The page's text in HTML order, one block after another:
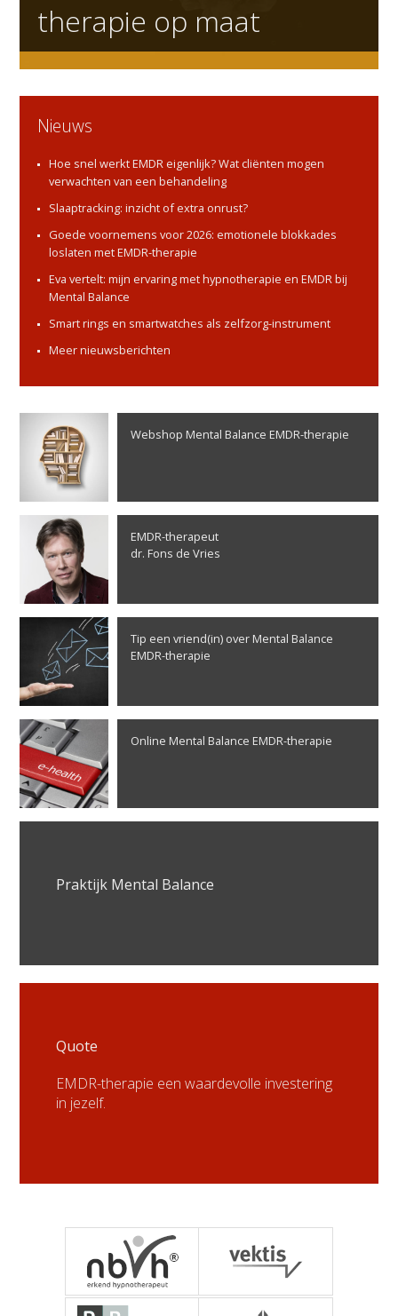
therapie op maat
Nieuws
Hoe snel werkt EMDR eigenlijk? Wat cliënten mogen
verwachten van een behandeling
Slaaptracking: inzicht of extra onrust?
Goede voornemens voor 2026: emotionele blokkades
loslaten met EMDR-therapie
Eva vertelt: mijn ervaring met hypnotherapie en EMDR bij
Mental Balance
Smart rings en smartwatches als zelfzorg-instrument
Meer nieuwsberichten
Webshop Mental Balance EMDR-therapie
EMDR-therapeut
dr. Fons de Vries
Tip een vriend(in) over Mental Balance
EMDR-therapie
Online Mental Balance EMDR-therapie
Praktijk Mental Balance
Quote
EMDR-therapie een waardevolle investering
in jezelf.